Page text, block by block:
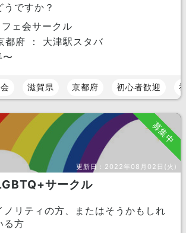
ですか？
ェ会サークル
都府 ： 大津駅スタバ
〜
滋賀県 京都府 初心者歓迎
募集中
更新日： 2022年08月02日(火)
サークル
ノリティの方、またはそうかもしれ
る方